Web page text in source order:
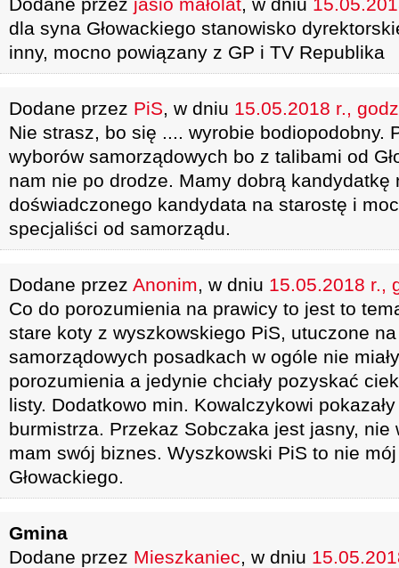
dla syna Głowackiego stanowisko
inny, mocno powiązany z GP i TV Republika
Dodane przez PiS, w dniu 15.05.2018 r.,
Nie strasz, bo się .... wyrobie bodiopodobny.
wyborów samorządowych bo z talibami od
nam nie po drodze. Mamy dobrą kandydatkę
doświadczonego kandydata na starostę i
specjaliści od samorządu.
Dodane przez Anonim, w dniu 15.05.2018 r.,
Co do porozumienia na prawicy to jest to
stare koty z wyszkowskiego PiS, utuczone
samorządowych posadkach w ogóle nie
porozumienia a jedynie chciały pozyskać
listy. Dodatkowo min. Kowalczykowi
burmistrza. Przekaz Sobczaka jest jasny, nie
mam swój biznes. Wyszkowski PiS to nie
Głowackiego.
Gmina
Dodane przez Mieszkaniec, w dniu